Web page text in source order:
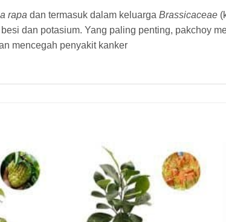
rapa dan termasuk dalam keluarga Brassicaceae
dan potasium. Yang paling penting, pakchoy
mencegah penyakit kanker